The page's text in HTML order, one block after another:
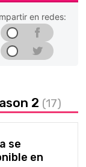
en redes:
2 (17)
se
en